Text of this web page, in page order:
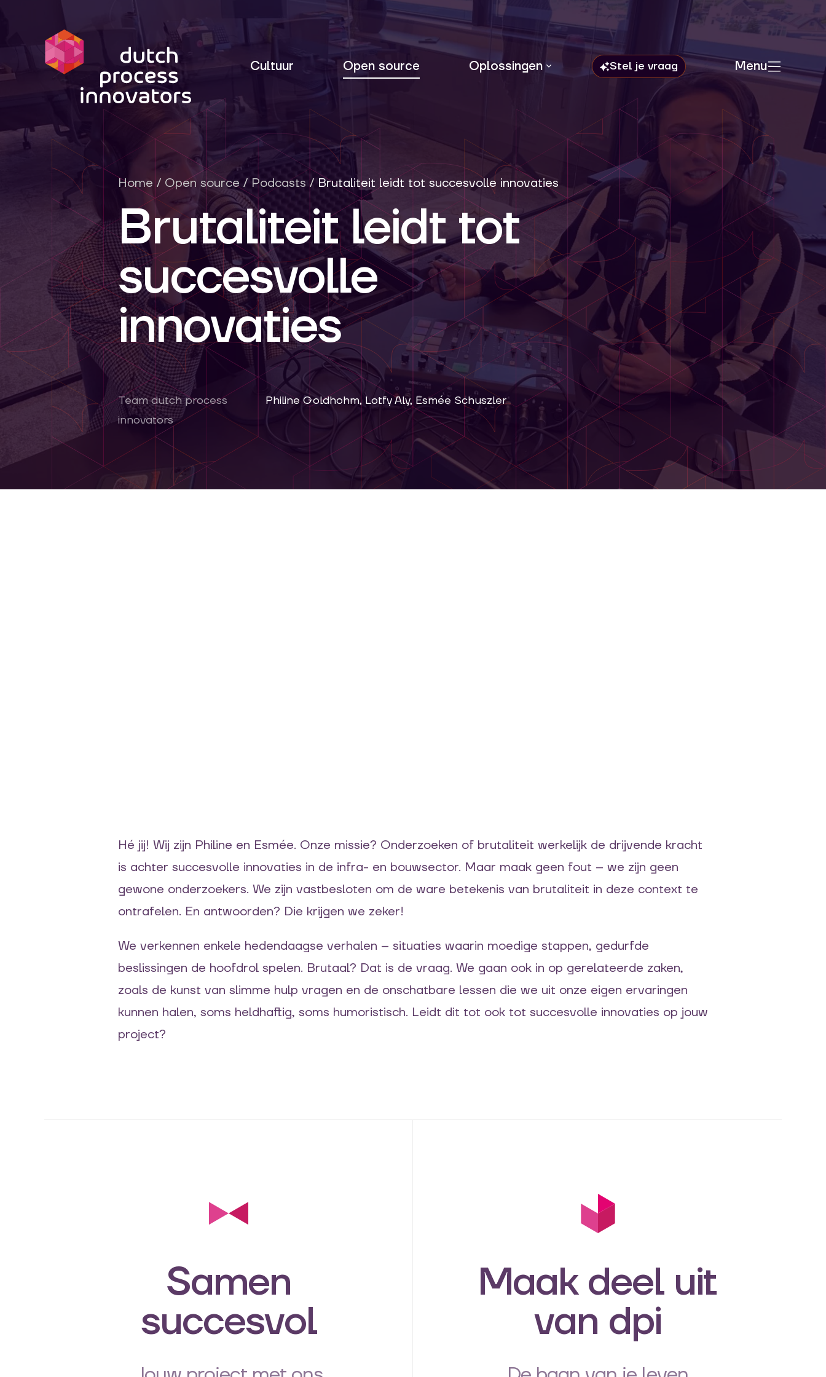
dpi
Cultuur
Open source Oplossingen Menu
Home / Open source / Podcasts / Brutaliteit leidt tot succesvolle innovaties
Brutaliteit leidt tot
succesvolle
innovaties
Team dutch process
innovators
Philine Goldhohm, Lotfy Aly, Esmée Schuszler
Hé jij! Wij zijn Philine en Esmée. Onze missie? Onderzoeken of brutaliteit werkelijk de drijvende kracht
is achter succesvolle innovaties in de infra- en bouwsector. Maar maak geen fout – we zijn geen
gewone onderzoekers. We zijn vastbesloten om de ware betekenis van brutaliteit in deze context te
ontrafelen. En antwoorden? Die krijgen we zeker!
We verkennen enkele hedendaagse verhalen – situaties waarin moedige stappen, gedurfde
beslissingen de hoofdrol spelen. Brutaal? Dat is de vraag. We gaan ook in op gerelateerde zaken,
zoals de kunst van slimme hulp vragen en de onschatbare lessen die we uit onze eigen ervaringen
kunnen halen, soms heldhaftig, soms humoristisch. Leidt dit tot ook tot succesvolle innovaties op jouw
project?
Samen
succesvol
Maak deel uit
van dpi